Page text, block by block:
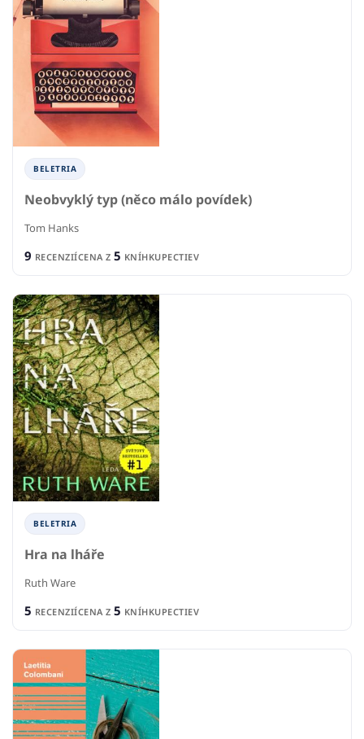
BELETRIA
Neobvyklý typ (něco málo povídek)
Tom Hanks
9 RECENZIÍCENA Z 5 KNÍHKUPECTIEV
BELETRIA
Hra na lháře
Ruth Ware
5 RECENZIÍCENA Z 5 KNÍHKUPECTIEV